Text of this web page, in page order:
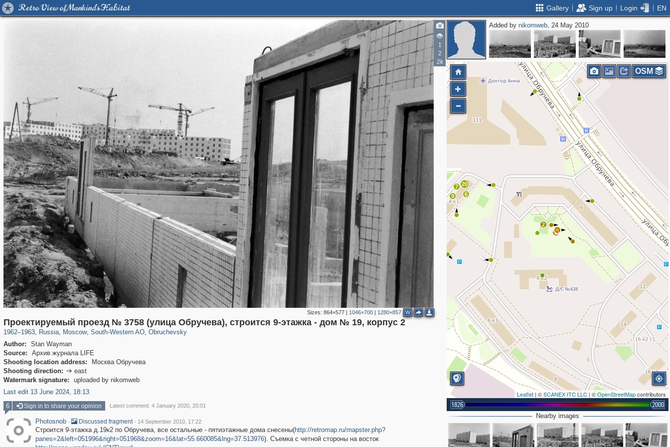
Retro View of Mankind's Habitat Gallery Sign up Login EN
1
2
2k
Sizes: 864×577| 1046×700| 1280×857 W
Проектируемый проезд № 3758 (улица Обручева), строится 9-этажка - дом № 19, корпус 2
1962–1963, Russia
1,406,277 29,243
, Moscow
319,780 8,286
, South-Western AO
12,410 76
, Obruchevsky
961 5
Author:
Stan Wayman
Source:
Архив журнала LIFE
Shooting location address:
Москва Обручева
Shooting direction:  east
Watermark signature:
uploaded by nikomweb
Last edit 13 June 2024, 18:13
Added bynikomweb, 24 May 2010
9
7 20
6
2
6
2
4
2
Leaflet | ©SCANEX ITC LLC | ©OpenStreetMapcontributors
1826 2000
OSM
Nearby images
6 Sign in to share your opinion Latest comment: 4 January 2020, 20:01
Photosnob · Discussed fragment · 14 September 2010, 17:22
Строится 9-этажка д.19к2 по Обручева, все остальные - пятиэтажные дома снесены(http://retromap.ru/mapster.php?
panes=2&left=051996&right=051968&zoom=16&lat=55.660085&lng=37.513976). Съемка с четной стороны на восток